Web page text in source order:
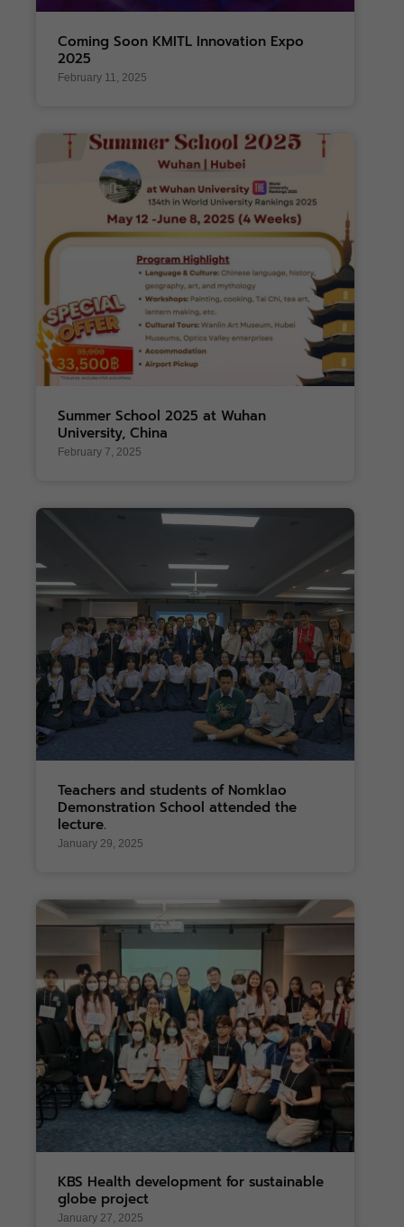
Coming Soon KMITL Innovation Expo
2025
February 11, 2025
Summer School 2025 at Wuhan
University, China
February 7, 2025
Teachers and students of Nomklao
Demonstration School attended the
lecture.
January 29, 2025
KBS Health development for sustainable
globe project
January 27, 2025